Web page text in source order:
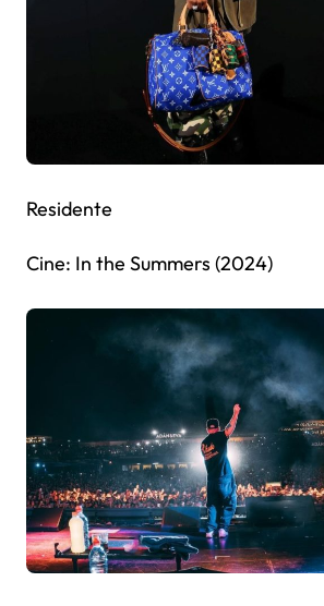
Residente
Cine: In the Summers (2024)